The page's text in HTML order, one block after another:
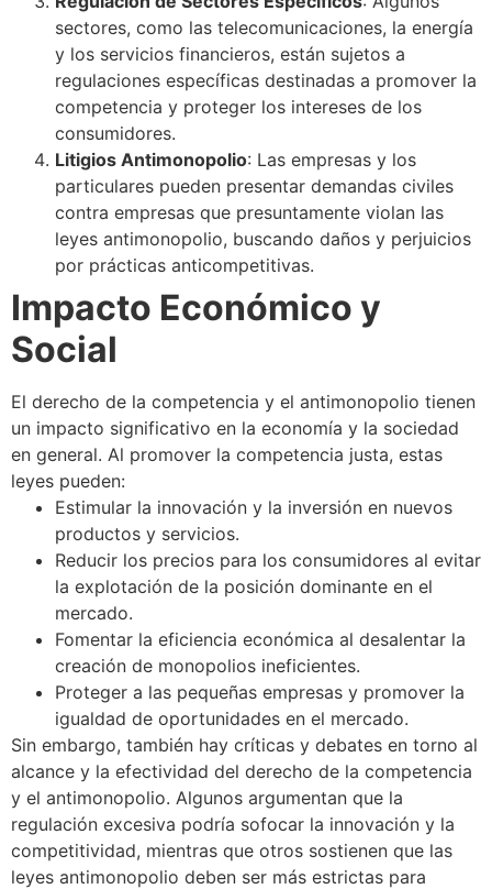
sectores, como las telecomunicaciones, la energía
y los servicios financieros, están sujetos a
regulaciones específicas destinadas a promover la
competencia y proteger los intereses de los
consumidores.
Litigios Antimonopolio: Las empresas y los
particulares pueden presentar demandas civiles
contra empresas que presuntamente violan las
leyes antimonopolio, buscando daños y perjuicios
por prácticas anticompetitivas.
Impacto Económico y
Social
El derecho de la competencia y el antimonopolio tienen
un impacto significativo en la economía y la sociedad
en general. Al promover la competencia justa, estas
leyes pueden:
Estimular la innovación y la inversión en nuevos
productos y servicios.
Reducir los precios para los consumidores al evitar
la explotación de la posición dominante en el
mercado.
Fomentar la eficiencia económica al desalentar la
creación de monopolios ineficientes.
Proteger a las pequeñas empresas y promover la
igualdad de oportunidades en el mercado.
Sin embargo, también hay críticas y debates en torno al
alcance y la efectividad del derecho de la competencia
y el antimonopolio. Algunos argumentan que la
regulación excesiva podría sofocar la innovación y la
competitividad, mientras que otros sostienen que las
leyes antimonopolio deben ser más estrictas para